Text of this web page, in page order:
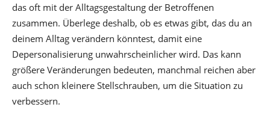
das oft mit der Alltagsgestaltung der Betroffenen
zusammen. Überlege deshalb, ob es etwas gibt, das du an
deinem Alltag verändern könntest, damit eine
Depersonalisierung unwahrscheinlicher wird. Das kann
größere Veränderungen bedeuten, manchmal reichen aber
auch schon kleinere Stellschrauben, um die Situation zu
verbessern.